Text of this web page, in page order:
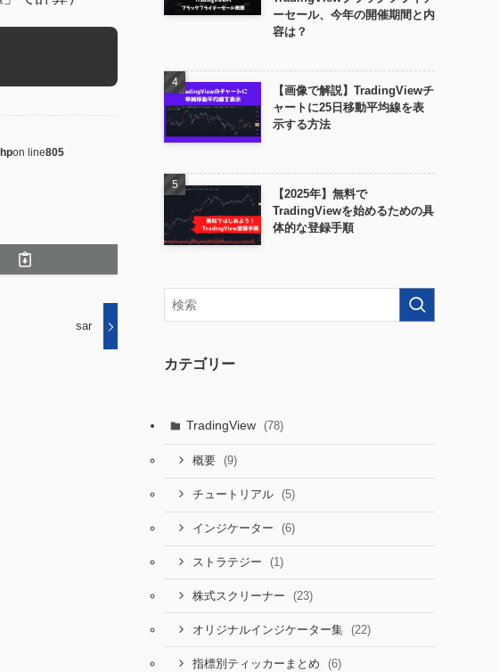
on line805
sar
ーセール、今年の開催期間と内
容は？
【画像で解説】TradingViewチ
ャートに25日移動平均線を表
示する方法
【2025年】無料で
TradingViewを始めるための具
体的な登録手順
カテゴリー
TradingView (78)
概要 (9)
チュートリアル (5)
インジケーター (6)
ストラテジー (1)
株式スクリーナー (23)
オリジナルインジケーター集 (22)
指標別ティッカーまとめ (6)